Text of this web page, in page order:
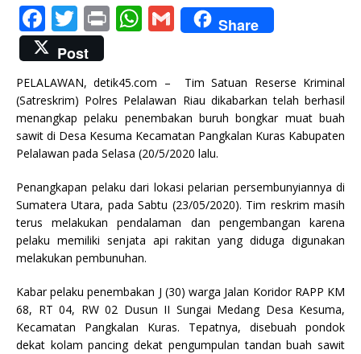
F
a
c
e
b
o
k
T
w
it
te
r
P
n
t
W
s
A
p
G
m
ai
l
Share
Post
PELALAWAN, detik45.com – Tim Satuan Reserse Kriminal
(Satreskrim) Polres Pelalawan Riau dikabarkan telah berhasil
menangkap pelaku penembakan buruh bongkar muat buah
sawit di Desa Kesuma Kecamatan Pangkalan Kuras Kabupaten
Pelalawan pada Selasa (20/5/2020 lalu.
Penangkapan pelaku dari lokasi pelarian persembunyiannya di
Sumatera Utara, pada Sabtu (23/05/2020). Tim reskrim masih
terus melakukan pendalaman dan pengembangan karena
pelaku memiliki senjata api rakitan yang diduga digunakan
melakukan pembunuhan.
Kabar pelaku penembakan J (30) warga Jalan Koridor RAPP KM
68, RT 04, RW 02 Dusun II Sungai Medang Desa Kesuma,
Kecamatan Pangkalan Kuras. Tepatnya, disebuah pondok
dekat kolam pancing dekat pengumpulan tandan buah sawit